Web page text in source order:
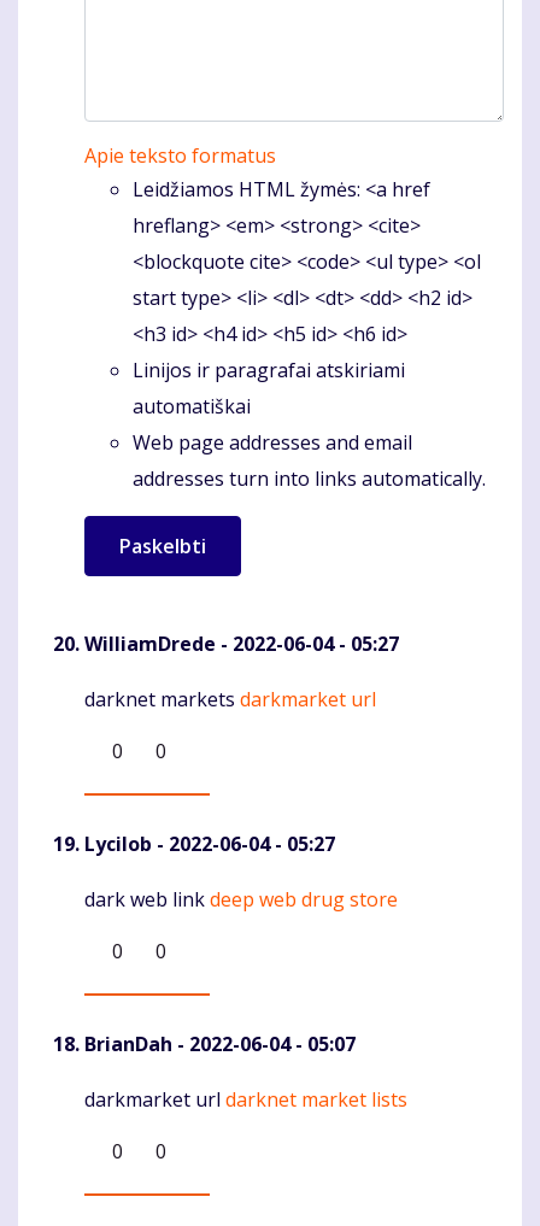
Apie teksto formatus
Leidžiamos HTML žymės: <a href
hreflang> <em> <strong> <cite>
<blockquote cite> <code> <ul type> <ol
start type> <li> <dl> <dt> <dd> <h2 id>
<h3 id> <h4 id> <h5 id> <h6 id>
Linijos ir paragrafai atskiriami
automatiškai
Web page addresses and email
addresses turn into links automatically.
WilliamDrede - 2022-06-04 - 05:27
Komentaras
darknet markets darkmarket url
0
0
Lycilob - 2022-06-04 - 05:27
Komentaras
dark web linkdeep web drug store
0
0
BrianDah - 2022-06-04 - 05:07
Komentaras
darkmarket url darknet market lists
0
0